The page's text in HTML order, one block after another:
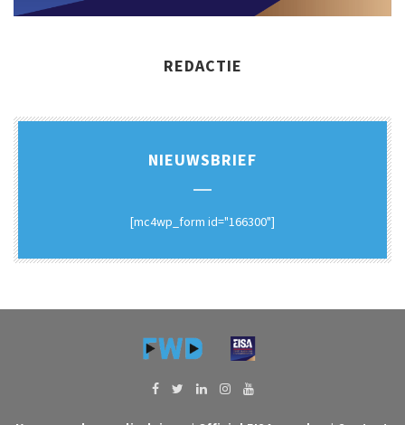
REDACTIE
NIEUWSBRIEF
[mc4wp_form id="166300"]